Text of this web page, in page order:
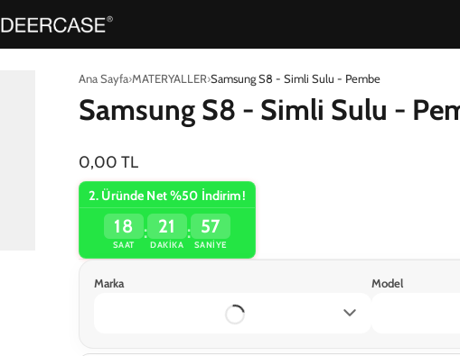
Ana Sayfa MATERYALLER Samsung S8 - Simli Sulu - Pembe
Samsung S8 - Simli Sulu -
0,00 TL
2. Üründe Net %50 İndirim!
18
SAAT
: 21
DAKIKA
: 57
SANIYE
Marka Model